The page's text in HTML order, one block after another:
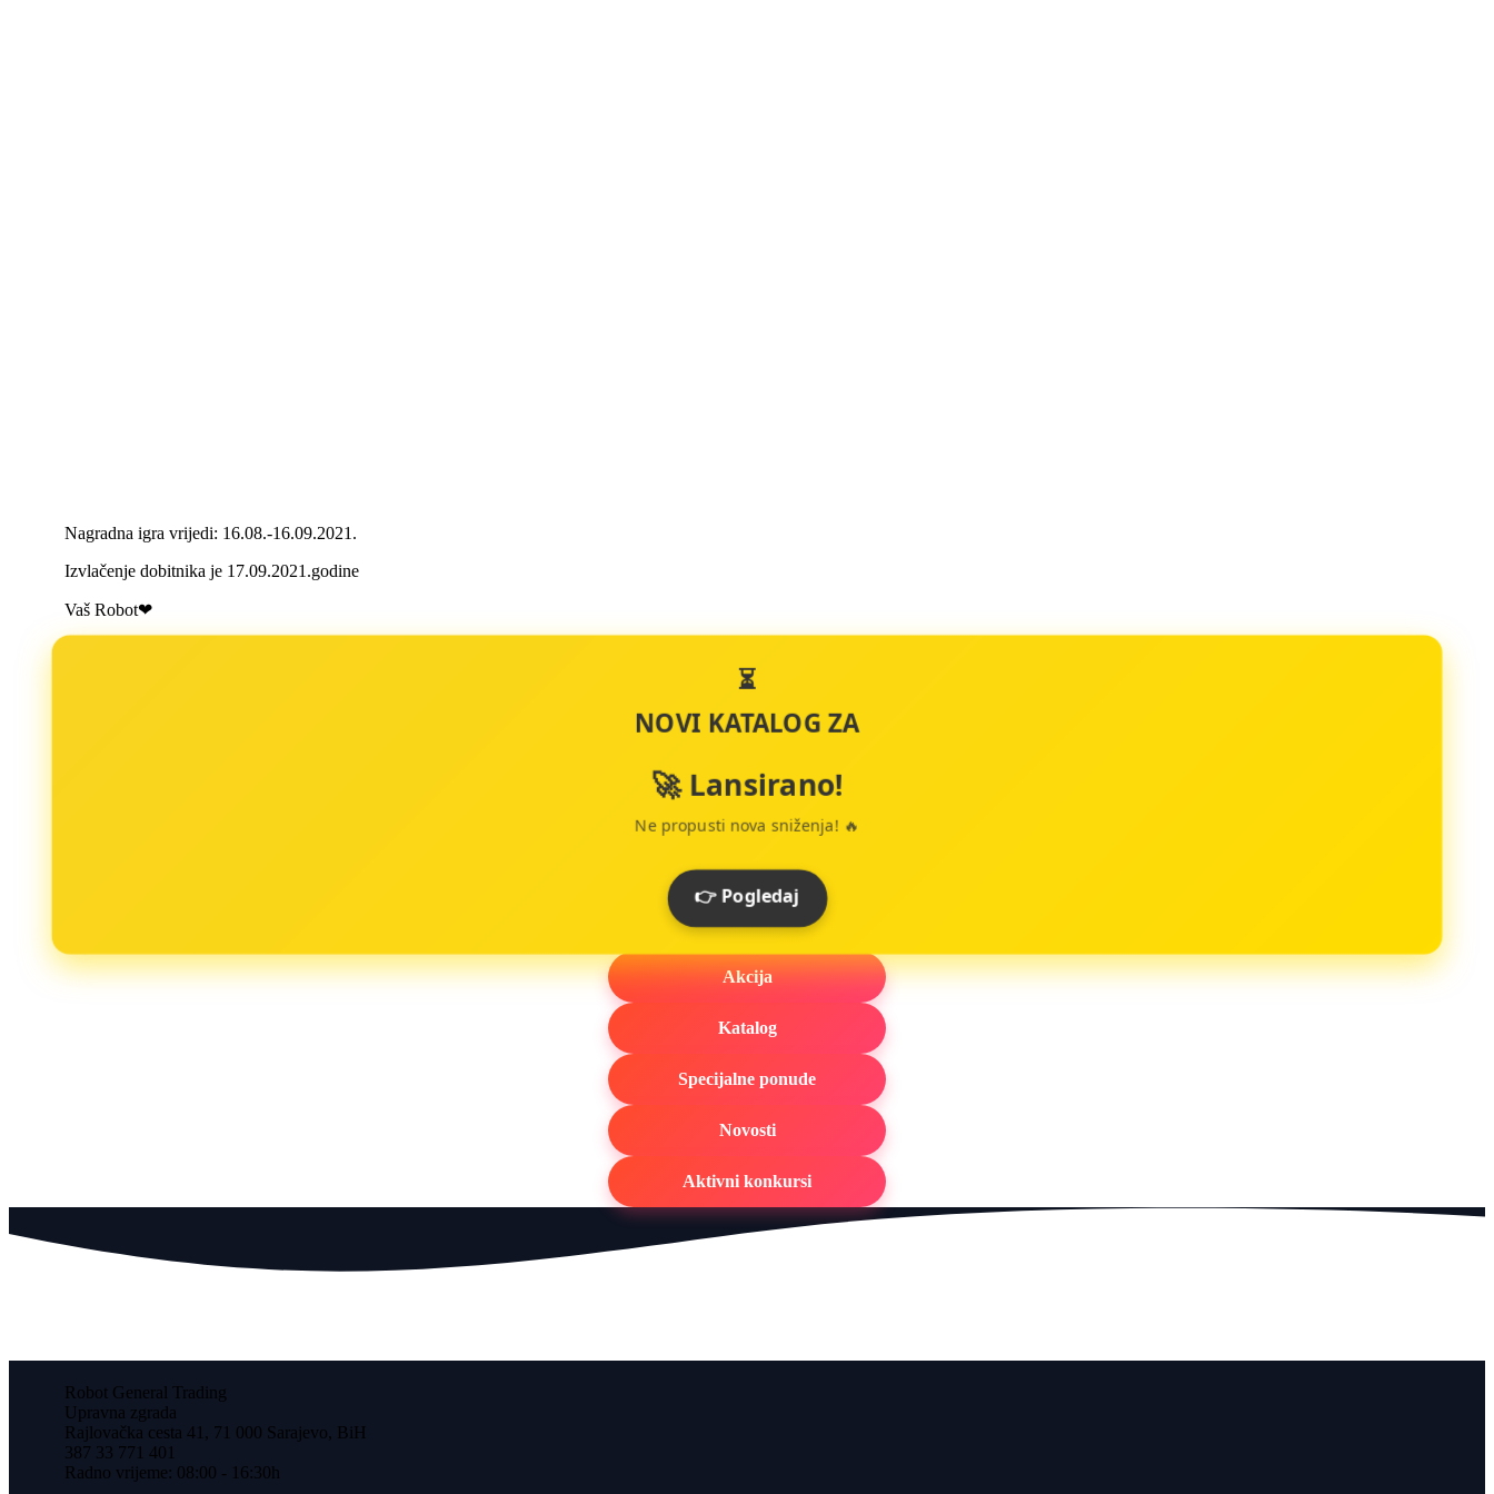
Nagradna igra vrijedi: 16.08.-16.09.2021.
Izvlačenje dobitnika je 17.09.2021.godine
Vaš Robot❤
⏳
NOVI KATALOG ZA
🚀 Lansirano!
Ne propusti nova sniženja! 🔥
👉 Pogledaj
Akcija
Katalog
Specijalne ponude
Novosti
Aktivni konkursi
Robot General Trading
Upravna zgrada
Rajlovačka cesta 41, 71 000 Sarajevo, BiH
387 33 771 401
Radno vrijeme: 08:00 - 16:30h